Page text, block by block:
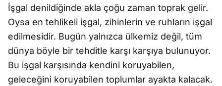
İşgal denildiğinde akla çoğu zaman toprak gelir.
Oysa en tehlikeli işgal, zihinlerin ve ruhların işgal
edilmesidir. Bugün yalnızca ülkemiz değil, tüm
dünya böyle bir tehditle karşı karşıya bulunuyor.
Bu işgal karşısında kendini koruyabilen,
geleceğini koruyabilen toplumlar ayakta kalacak.